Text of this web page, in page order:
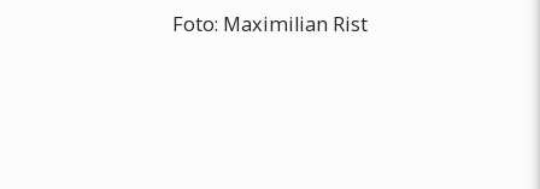
Foto: Maximilian Rist